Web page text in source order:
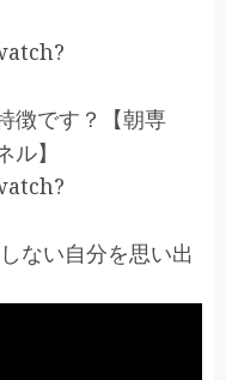
徴です？【朝専
】
ない自分を思い出